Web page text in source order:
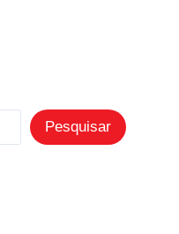
Pesquisar